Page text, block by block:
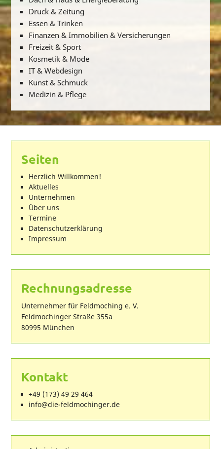
Druck & Zeitung
Essen & Trinken
Finanzen & Immobilien & Versicherungen
Freizeit & Sport
Kosmetik & Mode
IT & Webdesign
Kunst & Schmuck
Medizin & Pflege
Seiten
Herzlich Willkommen!
Aktuelles
Unternehmen
Über uns
Termine
Datenschutzerklärung
Impressum
Rechnungsadresse
Unternehmer für Feldmoching e. V.
Feldmochinger Straße 355a
80995 München
Kontakt
+49 (173) 49 29 464
ed.regnihcomdlef-eid@ofni